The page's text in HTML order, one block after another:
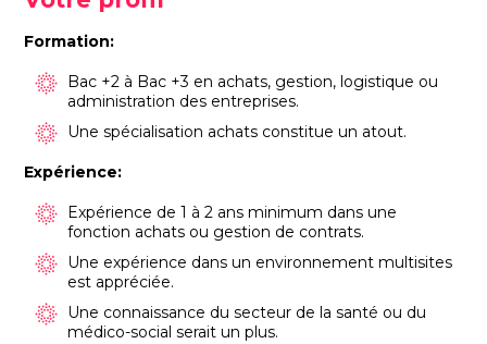
Formation:
Bac +2 à Bac +3 en achats, gestion, logistique ou
administration des entreprises.
Une spécialisation achats constitue un atout.
Expérience:
Expérience de 1 à 2 ans minimum dans une
fonction achats ou gestion de contrats.
Une expérience dans un environnement multisites
est appréciée.
Une connaissance du secteur de la santé ou du
médico-social serait un plus.